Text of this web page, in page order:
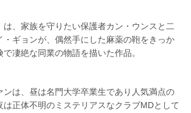
は、家族を守りたい保護者カン・ウンスと二
・ギョンが、偶然手にした麻薬の鞄をきっか
凄絶な同業の物語を描いた作品。
ンは、昼は名門大学卒業生であり人気満点の
は正体不明のミステリアスなクラブMDとして